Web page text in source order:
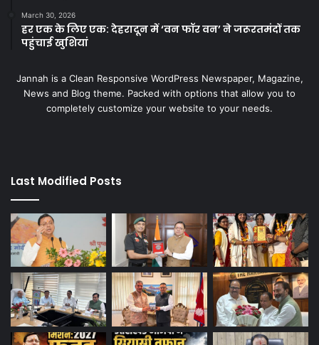
March 30, 2026
हर एक के लिए एक: देहरादून में ‘वन फॉर वन’ ने जरूरतमंदों तक
पहुंचाई खुशियां
Jannah is a Clean Responsive WordPress Newspaper, Magazine,
News and Blog theme. Packed with options that allow you to
completely customize your website to your needs.
Last Modified Posts